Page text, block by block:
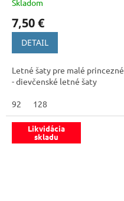
Skladom
7,50 €
DETAIL
Letné šaty pre malé princezné
- dievčenské letné šaty
92 128
Likvidácia
skladu